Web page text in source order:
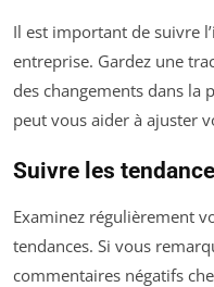
Il est important de suivre
entreprise. Gardez une
des changements dans la
peut vous aider à ajuster
Suivre les
Examinez régulièrement
tendances. Si vous
commentaires négatifs